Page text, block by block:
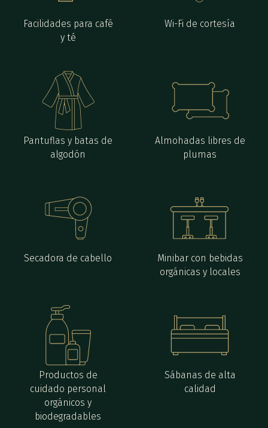
Facilidades para café
y té
Wi-Fi de cortesía
Pantuflas y batas de
algodón
Almohadas libres de
plumas
Secadora de cabello
Minibar con bebidas
orgánicas y locales
Productos de
cuidado personal
orgánicos y
biodegradables
Sábanas de alta
calidad